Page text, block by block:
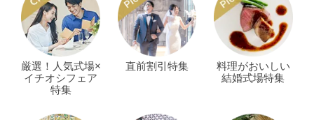
厳選！人気式場×
イチオシフェア
特集
直前割引特集
料理がおいしい
結婚式場特集